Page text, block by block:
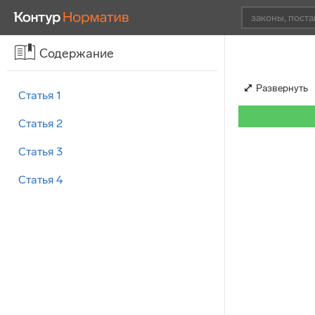
Содержание
Статья 1
Статья 2
Статья 3
Статья 4
Развернуть